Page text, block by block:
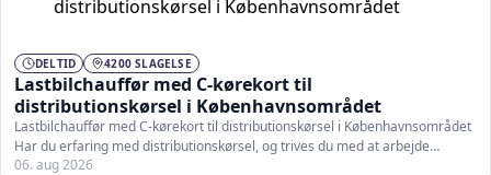
DELTID 4200 SLAGELSE
Lastbilchauffør med C-kørekort til
distributionskørsel i Københavnsområdet
Lastbilchauffør med C-kørekort til distributionskørsel i Københavnsområdet
Har du erfaring med distributionskørsel, og trives du med at arbejde…
06. aug 2026